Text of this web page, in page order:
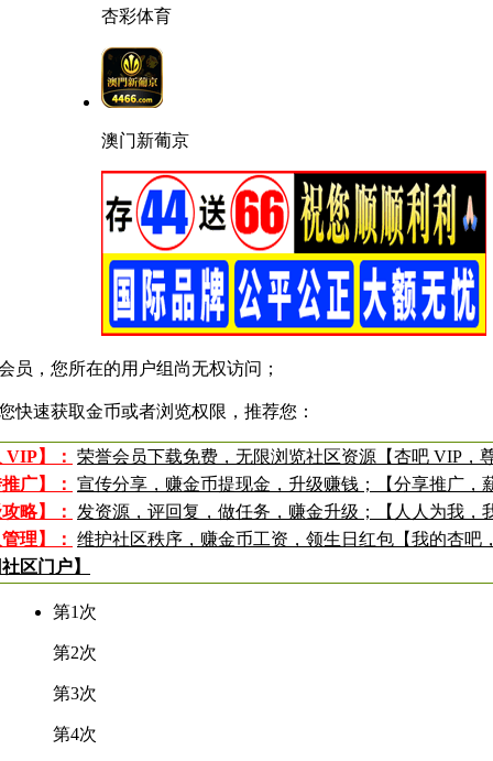
杏彩体育
澳门新葡京
员，您所在的用户组尚无权访问；
快速获取金币或者浏览权限，推荐您：
VIP】： 荣誉会员下载免费，无限浏览社区资源【杏吧 VIP，
广】： 宣传分享，赚金币提现金，升级赚钱；【分享推广，
略】：
发资源，评回复，做任务，赚金升级；【人人为我，
理】： 维护社区秩序，赚金币工资，领生日红包【我的杏吧
区门户】
第1次
第2次
第3次
第4次